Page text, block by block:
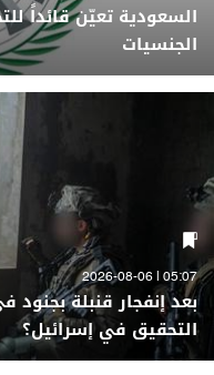
السعودية تعيّن قائداً
الجنسيات
05:07 | 2026-08-06
بعد إنفجار قنبلة
التحقيق في إسرائيل؟